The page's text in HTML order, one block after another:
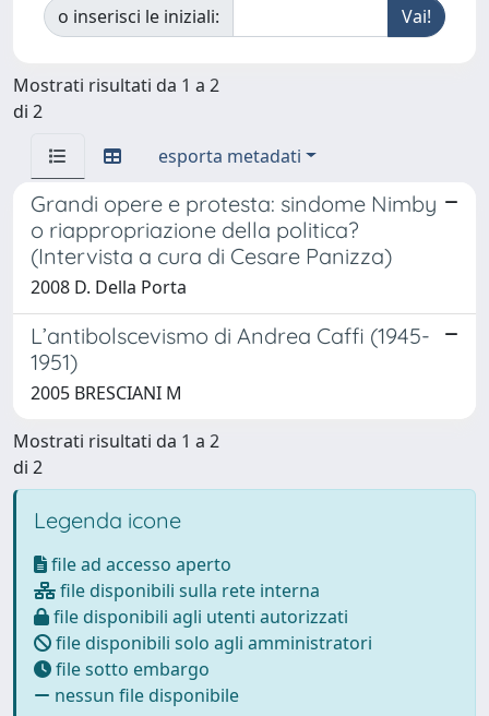
o inserisci le iniziali:
Mostrati risultati da 1 a 2
di 2
esporta metadati
Grandi opere e protesta: sindome Nimby
o riappropriazione della politica?
(Intervista a cura di Cesare Panizza)
2008 D. Della Porta
L’antibolscevismo di Andrea Caffi (1945-
1951)
2005 BRESCIANI M
Mostrati risultati da 1 a 2
di 2
Legenda icone
file ad accesso aperto
file disponibili sulla rete interna
file disponibili agli utenti autorizzati
file disponibili solo agli amministratori
file sotto embargo
nessun file disponibile